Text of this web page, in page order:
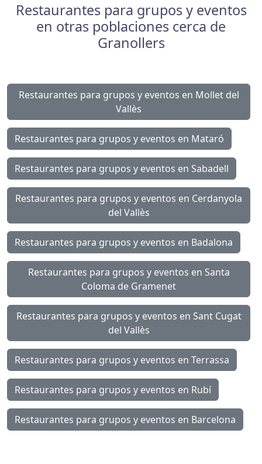
Restaurantes para grupos y eventos
en otras poblaciones cerca de
Granollers
Restaurantes para grupos y eventos en Mollet del
Vallès
Restaurantes para grupos y eventos en Mataró
Restaurantes para grupos y eventos en Sabadell
Restaurantes para grupos y eventos en Cerdanyola
del Vallès
Restaurantes para grupos y eventos en Badalona
Restaurantes para grupos y eventos en Santa
Coloma de Gramenet
Restaurantes para grupos y eventos en Sant Cugat
del Vallès
Restaurantes para grupos y eventos en Terrassa
Restaurantes para grupos y eventos en Rubí
Restaurantes para grupos y eventos en Barcelona